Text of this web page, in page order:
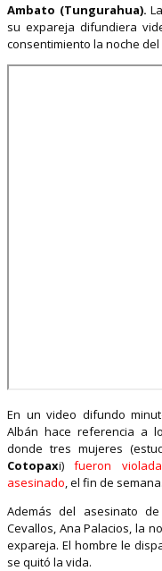
Ambato (Tungurahua).
su expareja difundiera
consentimiento la noche
En un video difundo
Albán hace referencia a
donde tres mujeres
Cotopaxi)fueron
asesinado, el fin de semana.
Además del asesinato
Cevallos, Ana Palacios, la
expareja. El hombre le
se quitó la vida.